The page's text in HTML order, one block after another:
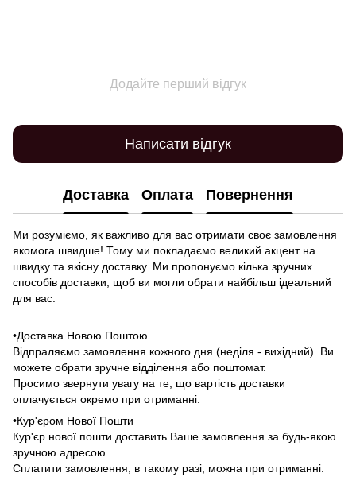
Додайте перший відгук
Написати відгук
Доставка Оплата Повернення
Ми розуміємо, як важливо для вас отримати своє замовлення
якомога швидше! Тому ми покладаємо великий акцент на
швидку та якісну доставку. Ми пропонуємо кілька зручних
способів доставки, щоб ви могли обрати найбільш ідеальний
для вас:
•Доставка Новою Поштою
Відпраляємо замовлення кожного дня (неділя - вихідний). Ви
можете обрати зручне відділення або поштомат.
Просимо звернути увагу на те, що вартість доставки
оплачується окремо при отриманні.
•Кур'єром Нової Пошти
Кур'єр нової пошти доставить Ваше замовлення за будь-якою
зручною адресою.
Сплатити замовлення, в такому разі, можна при отриманні.